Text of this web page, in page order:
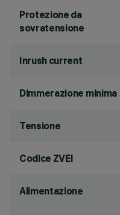
Protezione da
sovratensione
Inrush current
Dimmerazione minima
Tensione
Codice ZVEI
Alimentazione